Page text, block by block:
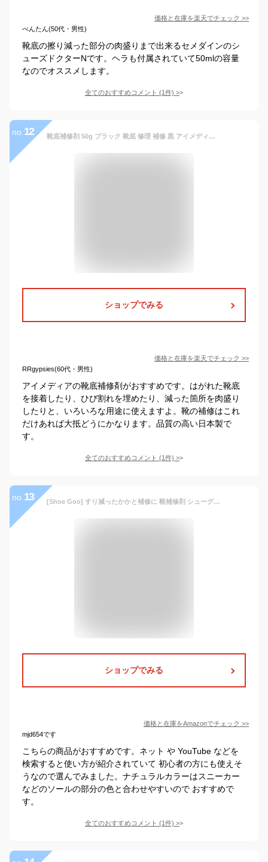
価格と在庫を楽天でチェック >>
べんたん(50代・男性)
靴底の擦り減った部分の肉盛りまで出来るセメダインのシ
ューズドクターNです。ヘラも付属されていて50mlの容量
なのでオススメします。
全てのおすすめコメント (1件) >
no. 12 靴底補修剤 50g ブラック 靴底 修理 補修 黒 アイメディア 接着剤 修理 黒 ブラック 張り替え 修理キット かかと 補強
ショップでみる
価格と在庫を楽天でチェック >>
RRgypsies(60代・男性)
アイメディアの靴底補修剤がおすすめです。はがれた靴底
を接着したり、ひび割れを埋めたり、減った箇所を肉盛り
したりと、いろいろな用途に使えますよ。靴の補修はこれ
だけあれば大抵どうにかなります。品質の高い日本製で
す。
全てのおすすめコメント (1件) >
no. 13 [Shoe Goo] すり減ったかかと補修に 靴補修剤 シューグー 自然(ナチュラル) 100g
ショップでみる
価格と在庫をAmazonでチェック >>
mjd654です
こちらの商品がおすすめです。ネット や YouTube などを
検索すると使い方が紹介されていて 初心者の方にも使えそ
うなので選んでみました。ナチュラルカラーはスニーカー
などのソールの部分の色と合わせやすいので おすすめで
す。
全てのおすすめコメント (1件) >